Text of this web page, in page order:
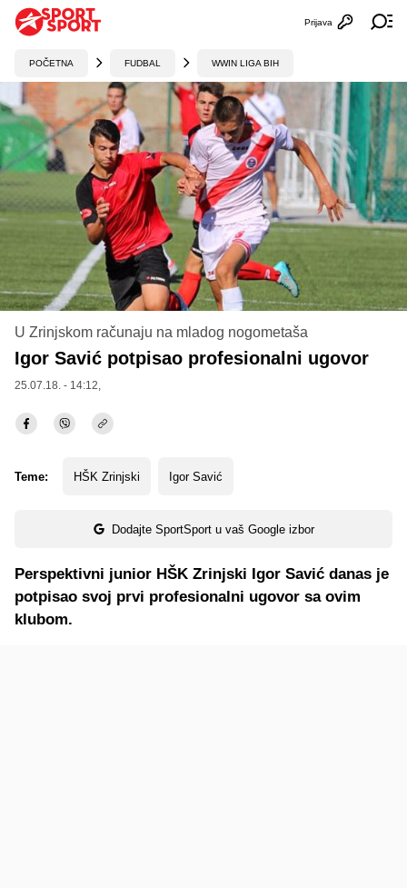
Otvori
Prijava
POČETNA FUDBAL WWIN LIGA BIH
U Zrinjskom računaju na mladog nogometaša
Igor Savić potpisao profesionalni ugovor
25.07.18. - 14:12,
Teme: HŠK Zrinjski Igor Savić
Dodajte SportSport u vaš Google izbor
Perspektivni junior HŠK Zrinjski Igor Savić danas je
potpisao svoj prvi profesionalni ugovor sa ovim
klubom.